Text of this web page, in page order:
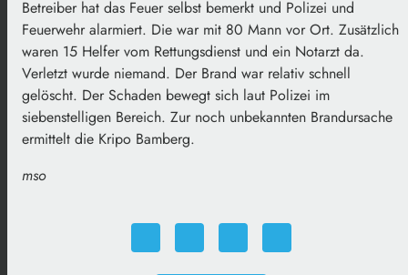
Betreiber hat das Feuer selbst bemerkt und Polizei und
Feuerwehr alarmiert. Die war mit 80 Mann vor Ort. Zusätzlich
waren 15 Helfer vom Rettungsdienst und ein Notarzt da.
Verletzt wurde niemand. Der Brand war relativ schnell
gelöscht. Der Schaden bewegt sich laut Polizei im
siebenstelligen Bereich. Zur noch unbekannten Brandursache
ermittelt die Kripo Bamberg.
mso